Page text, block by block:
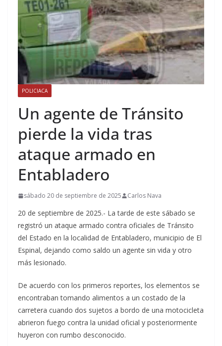
POLICIACA
Un agente de Tránsito
pierde la vida tras
ataque armado en
Entabladero
sábado 20 de septiembre de 2025 Carlos Nava
20 de septiembre de 2025.- La tarde de este sábado se
registró un ataque armado contra oficiales de Tránsito
del Estado en la localidad de Entabladero, municipio de El
Espinal, dejando como saldo un agente sin vida y otro
más lesionado.
De acuerdo con los primeros reportes, los elementos se
encontraban tomando alimentos a un costado de la
carretera cuando dos sujetos a bordo de una motocicleta
abrieron fuego contra la unidad oficial y posteriormente
huyeron con rumbo desconocido.